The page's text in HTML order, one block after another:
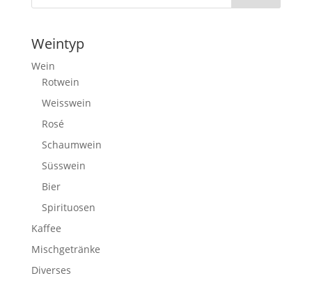
Weintyp
Wein
Rotwein
Weisswein
Rosé
Schaumwein
Süsswein
Bier
Spirituosen
Kaffee
Mischgetränke
Diverses